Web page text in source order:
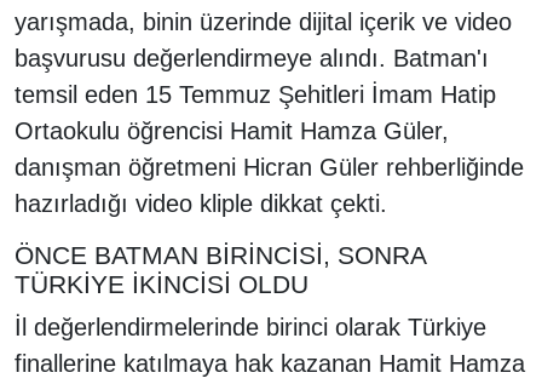
yarışmada, binin üzerinde dijital içerik ve video
başvurusu değerlendirmeye alındı. Batman'ı
temsil eden 15 Temmuz Şehitleri İmam Hatip
Ortaokulu öğrencisi Hamit Hamza Güler,
danışman öğretmeni Hicran Güler rehberliğinde
hazırladığı video kliple dikkat çekti.
ÖNCE BATMAN BİRİNCİSİ, SONRA
TÜRKİYE İKİNCİSİ OLDU
İl değerlendirmelerinde birinci olarak Türkiye
finallerine katılmaya hak kazanan Hamit Hamza